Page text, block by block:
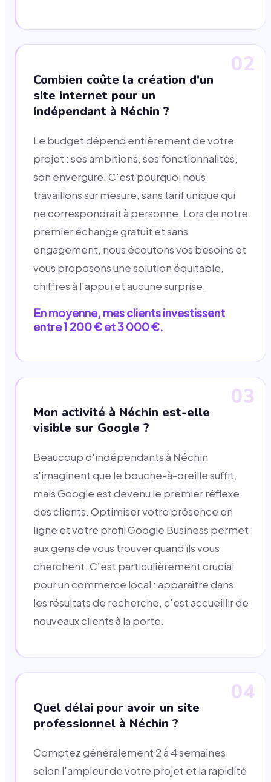
02
Combien coûte la création d'un
site internet pour un
indépendant à Néchin ?
Le budget dépend entièrement de votre
projet : ses ambitions, ses fonctionnalités,
son envergure. C'est pourquoi nous
travaillons sur mesure, sans tarif unique qui
ne correspondrait à personne. Lors de notre
premier échange gratuit et sans
engagement, nous écoutons vos besoins et
vous proposons une solution équitable,
chiffres à l'appui et aucune surprise.
En moyenne, mes clients investissent
entre 1 200 € et 3 000 €.
03
Mon activité à Néchin est-elle
visible sur Google ?
Beaucoup d'indépendants à Néchin
s'imaginent que le bouche-à-oreille suffit,
mais Google est devenu le premier réflexe
des clients. Optimiser votre présence en
ligne et votre profil Google Business permet
aux gens de vous trouver quand ils vous
cherchent. C'est particulièrement crucial
pour un commerce local : apparaître dans
les résultats de recherche, c'est accueillir de
nouveaux clients à la porte.
04
Quel délai pour avoir un site
professionnel à Néchin ?
Comptez généralement 2 à 4 semaines
selon l'ampleur de votre projet et la rapidité